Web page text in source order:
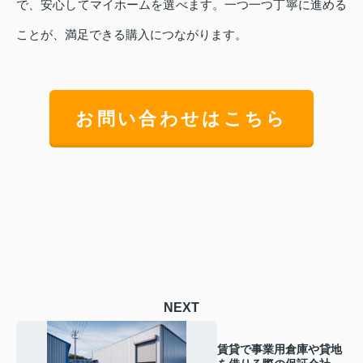
で、安心してマイホームを選べます。一つ一つ丁寧に進める
ことが、満足できる購入につながります。
お問い合わせはこちら
NEXT
賃貸で事業用倉庫や貸地